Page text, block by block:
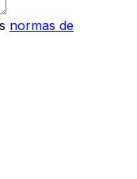
normas de